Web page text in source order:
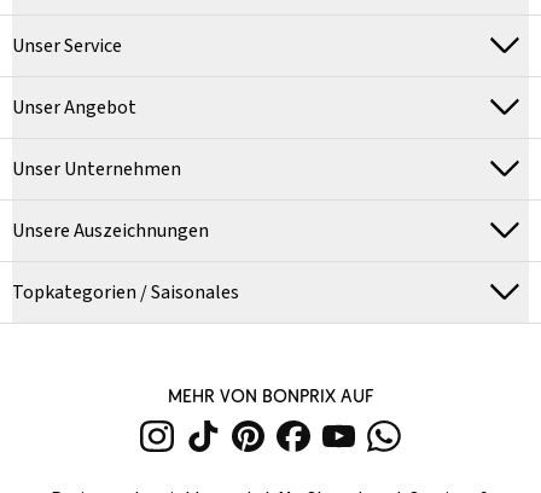
Unser Service
Unser Angebot
Unser Unternehmen
Unsere Auszeichnungen
Topkategorien / Saisonales
MEHR VON BONPRIX AUF